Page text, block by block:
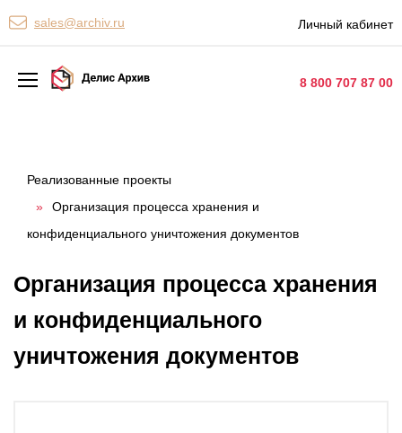
sales@archiv.ru Личный кабинет
8 800 707 87 00
Персональные сервисы
Хранение документов
Уничтожение документов
Сканирование документов
Цифровые услуги
Документооборот
Реализованные проекты
»
Организация процесса хранения и
конфиденциального уничтожения документов
Организация процесса хранения
и конфиденциального
уничтожения документов